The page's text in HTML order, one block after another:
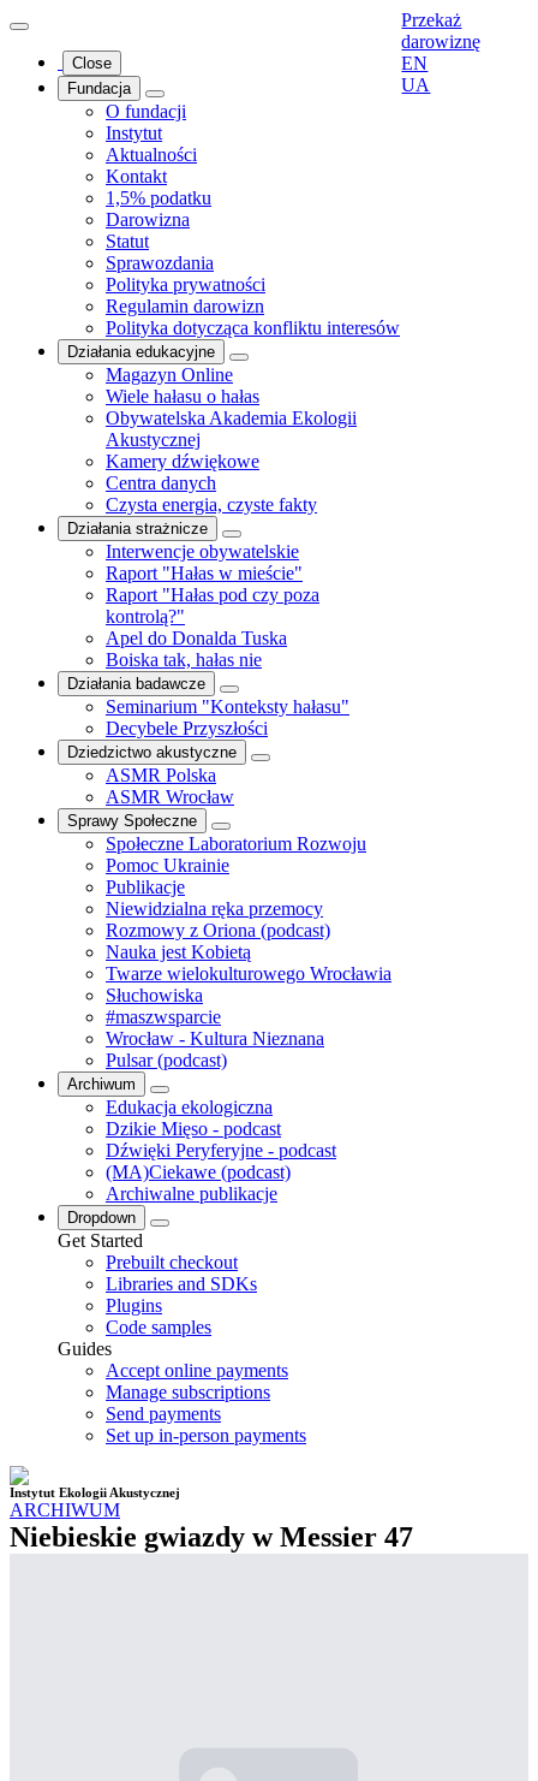
Close
Fundacja
O fundacji
Instytut
Aktualności
Kontakt
1,5% podatku
Darowizna
Statut
Sprawozdania
Polityka prywatności
Regulamin darowizn
Polityka dotycząca konfliktu interesów
Działania edukacyjne
Magazyn Online
Wiele hałasu o hałas
Obywatelska Akademia Ekologii
Akustycznej
Kamery dźwiękowe
Centra danych
Czysta energia, czyste fakty
Działania strażnicze
Interwencje obywatelskie
Raport "Hałas w mieście"
Raport "Hałas pod czy poza
kontrolą?"
Apel do Donalda Tuska
Boiska tak, hałas nie
Działania badawcze
Seminarium "Konteksty hałasu"
Decybele Przyszłości
Dziedzictwo akustyczne
ASMR Polska
ASMR Wrocław
Sprawy Społeczne
Społeczne Laboratorium Rozwoju
Pomoc Ukrainie
Publikacje
Niewidzialna ręka przemocy
Rozmowy z Oriona (podcast)
Nauka jest Kobietą
Twarze wielokulturowego Wrocławia
Słuchowiska
#maszwsparcie
Wrocław - Kultura Nieznana
Pulsar (podcast)
Archiwum
Edukacja ekologiczna
Dzikie Mięso - podcast
Dźwięki Peryferyjne - podcast
(MA)Ciekawe (podcast)
Archiwalne publikacje
Dropdown
Get Started
Prebuilt checkout
Libraries and SDKs
Plugins
Code samples
Guides
Accept online payments
Manage subscriptions
Send payments
Set up in-person payments
Instytut Ekologii Akustycznej
Przekaż
darowiznę
EN
UA
ARCHIWUM
Niebieskie gwiazdy w Messier 47